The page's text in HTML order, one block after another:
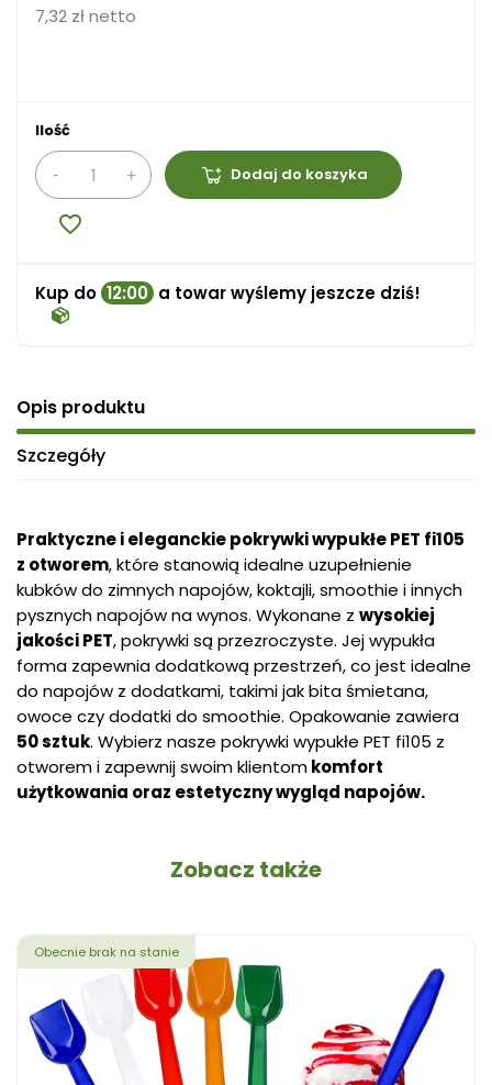
7,32 zł netto
Ilość
Dodaj do koszyka
favorite_border
Kup do 12:00 a towar wyślemy jeszcze dziś!
Opis produktu
Szczegóły
Praktyczne i eleganckie pokrywki wypukłe PET fi105
z otworem, które stanowią idealne uzupełnienie
kubków do zimnych napojów, koktajli, smoothie i innych
pysznych napojów na wynos. Wykonane z wysokiej
jakości PET, pokrywki są przezroczyste. Jej wypukła
forma zapewnia dodatkową przestrzeń, co jest idealne
do napojów z dodatkami, takimi jak bita śmietana,
owoce czy dodatki do smoothie. Opakowanie zawiera
50 sztuk. Wybierz nasze pokrywki wypukłe PET fi105 z
otworem i zapewnij swoim klientomkomfort
użytkowania oraz estetyczny wygląd napojów.
Zobacz także
Obecnie brak na stanie